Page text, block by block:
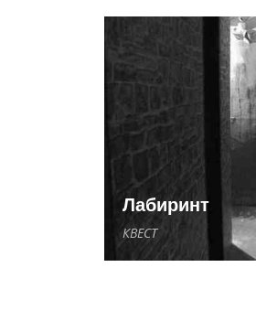
Лабиринт
КВЕСТ